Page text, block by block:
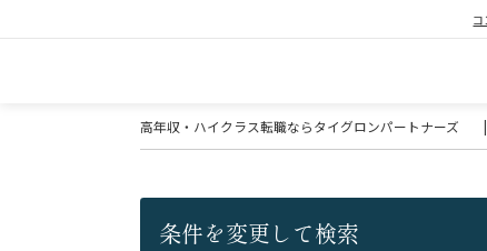
高年収・ハイクラス転職ならタイグロンパートナーズ |
条件を変更して検索